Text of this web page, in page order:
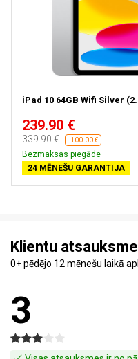
iPad 10 64GB Wifi Silver
239.90 €
339.90 € -100.00 €
Bezmaksas piegāde
24 MĒNEŠU GARANTIJA
Klientu
0+ pēdējo 12 mēnešu laikā
3